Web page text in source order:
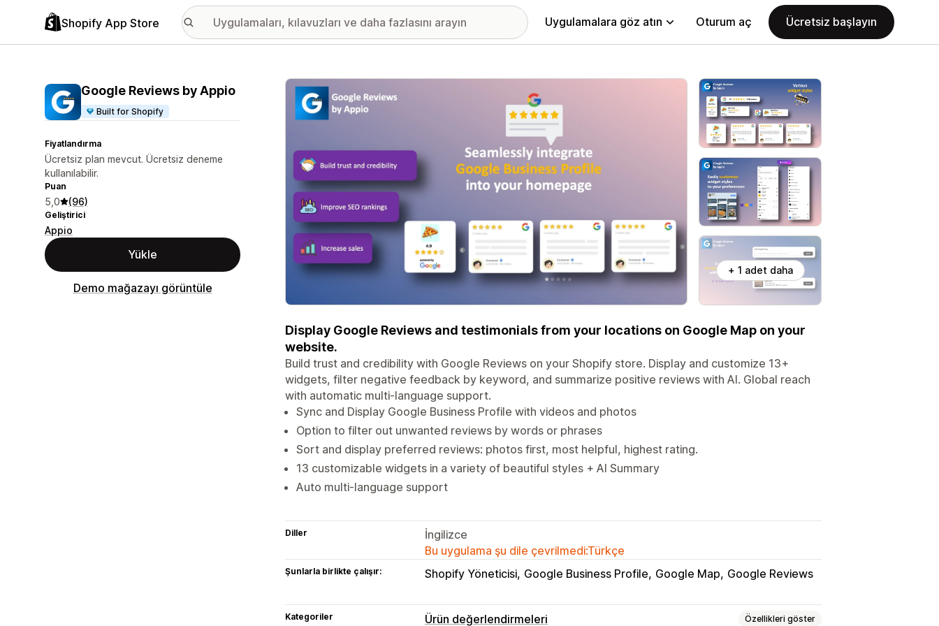
Shopify App Store Uygulamalara göz atın Oturum aç Ücretsiz başlayın
Google Reviews by Appio
Built for Shopify
Fiyatlandırma
Ücretsiz plan mevcut. Ücretsiz deneme
kullanılabilir.
Puan
5,0 (96)
Geliştirici
Appio
Yükle
Demo mağazayı görüntüle
Öne çıkan görsel galerisi
+ 1 adet daha
Display Google Reviews and testimonials from your locations on Google Map on your
website.
Build trust and credibility with Google Reviews on your Shopify store. Display and customize 13+
widgets, filter negative feedback by keyword, and summarize positive reviews with AI. Global reach
with automatic multi-language support.
Sync and Display Google Business Profile with videos and photos
Option to filter out unwanted reviews by words or phrases
Sort and display preferred reviews: photos first, most helpful, highest rating.
13 customizable widgets in a variety of beautiful styles + AI Summary
Auto multi-language support
Diller
İngilizce
Bu uygulama şu dile çevrilmedi:Türkçe
Şunlarla birlikte çalışır: Shopify Yöneticisi Google Business Profile Google Map Google Reviews
Kategoriler Ürün değerlendirmeleri Özellikleri göster